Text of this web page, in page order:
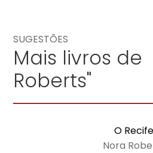
SUGESTÕES
Mais livros de
Roberts"
O Recife
Nora